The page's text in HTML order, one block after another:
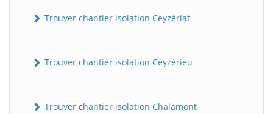
Trouver chantier isolation Ceyzériat
Trouver chantier isolation Ceyzérieu
Trouver chantier isolation Chalamont